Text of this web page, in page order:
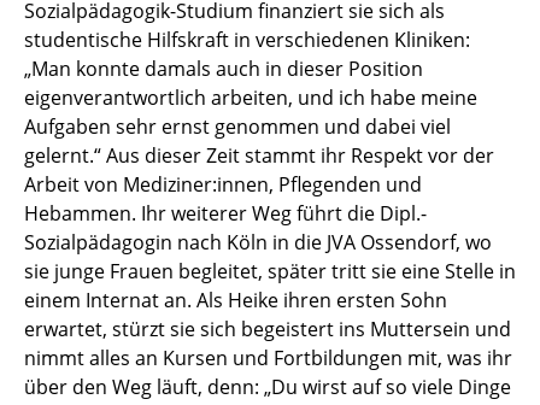
Sozialpädagogik-Studium finanziert sie sich als
studentische Hilfskraft in verschiedenen Kliniken:
„Man konnte damals auch in dieser Position
eigenverantwortlich arbeiten, und ich habe meine
Aufgaben sehr ernst genommen und dabei viel
gelernt.“ Aus dieser Zeit stammt ihr Respekt vor der
Arbeit von Mediziner:innen, Pflegenden und
Hebammen. Ihr weiterer Weg führt die Dipl.-
Sozialpädagogin nach Köln in die JVA Ossendorf, wo
sie junge Frauen begleitet, später tritt sie eine Stelle in
einem Internat an. Als Heike ihren ersten Sohn
erwartet, stürzt sie sich begeistert ins Muttersein und
nimmt alles an Kursen und Fortbildungen mit, was ihr
über den Weg läuft, denn: „Du wirst auf so viele Dinge